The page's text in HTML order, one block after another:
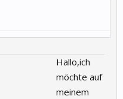
Hallo,ich
möchte auf
meinem